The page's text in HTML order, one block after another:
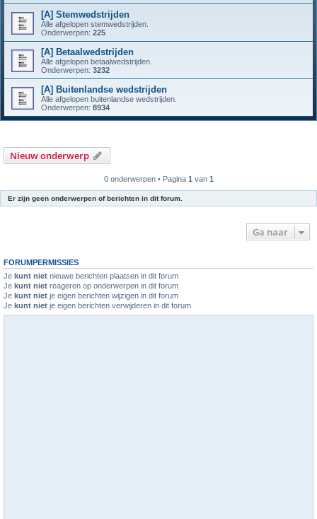
[A] Stemwedstrijden
Alle afgelopen stemwedstrijden.
Onderwerpen: 225
[A] Betaalwedstrijden
Alle afgelopen betaalwedstrijden.
Onderwerpen: 3232
[A] Buitenlandse wedstrijden
Alle afgelopen buitenlandse wedstrijden.
Onderwerpen: 8934
Nieuw onderwerp
0 onderwerpen • Pagina 1 van 1
Er zijn geen onderwerpen of berichten in dit forum.
Ga naar
FORUMPERMISSIES
Je kunt niet nieuwe berichten plaatsen in dit forum
Je kunt niet reageren op onderwerpen in dit forum
Je kunt niet je eigen berichten wijzigen in dit forum
Je kunt niet je eigen berichten verwijderen in dit forum